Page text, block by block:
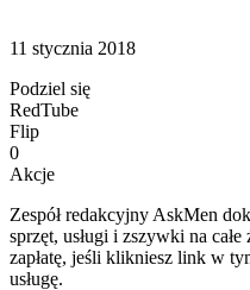
11 stycznia 2018
Podziel się
RedTube
Flip
0
Akcje
Zespół redakcyjny AskMen
sprzęt, usługi i zszywki na
zapłatę, jeśli klikniesz link w
usługę.